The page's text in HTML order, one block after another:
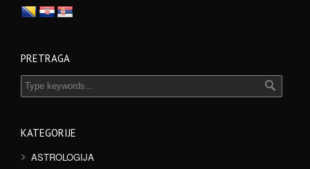
PRETRAGA
KATEGORIJE
ASTROLOGIJA